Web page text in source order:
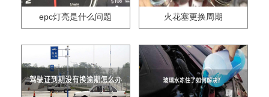
epc灯亮是什么问题 火花塞更换周期